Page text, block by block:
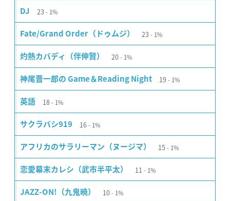
DJ 23 1%
Fate/Grand Order（ドゥムジ） 23 1%
灼熱カバディ（伴伸賢） 20 1%
神尾晋一郎の Game＆Reading Night 19 1%
英語 18 1%
サクラバシ919 16 1%
アフリカのサラリーマン（ヌージマ） 15 1%
恋愛幕末カレシ（武市半平太） 11 1%
JAZZ-ON!（九鬼暁） 10 1%